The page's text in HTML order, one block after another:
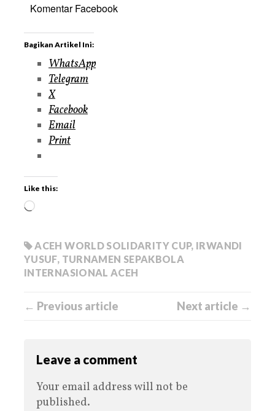
Komentar Facebook
Bagikan Artikel Ini:
WhatsApp
Telegram
X
Facebook
Email
Print
Like this:
ACEH WORLD SOLIDARITY CUP, IRWANDI
YUSUF, TURNAMEN SEPAKBOLA
INTERNASIONAL ACEH
← Previous article Next article →
Leave a comment
Your email address will not be
published.